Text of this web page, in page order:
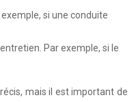
si une conduite
Par exemple, si le
mais il est important de